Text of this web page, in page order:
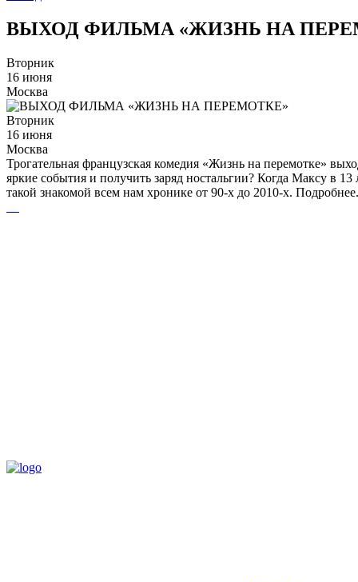
ВЫХОД ФИЛЬМА «ЖИЗНЬ НА
Вторник
16 июня
Москва
Вторник
16 июня
Москва
Трогательная французская комедия «Жизнь на перемотке»
яркие события и получить заряд ностальгии? Когда Максу в
такой знакомой всем нам хронике от 90-х до 2010-х. Подробнее.